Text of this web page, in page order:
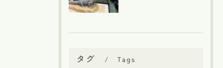
タグ Tags